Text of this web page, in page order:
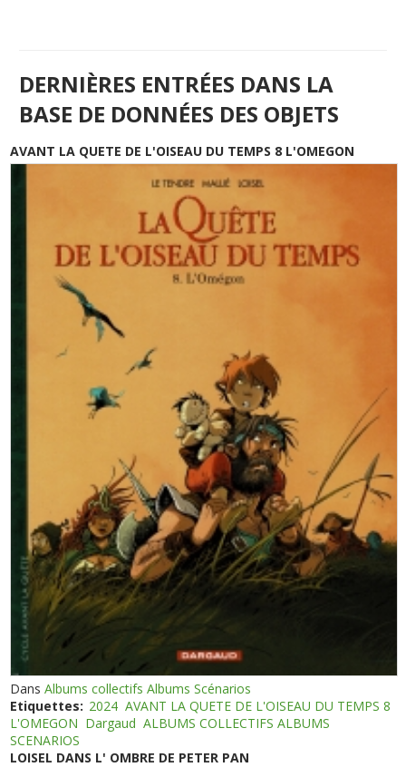
DERNIÈRES ENTRÉES DANS LA
BASE DE DONNÉES DES OBJETS
AVANT LA QUETE DE L'OISEAU DU TEMPS 8 L'OMEGON
DansAlbums collectifs Albums Scénarios
Etiquettes: 2024 AVANT LA QUETE DE L'OISEAU DU TEMPS 8
L'OMEGON Dargaud ALBUMS COLLECTIFS ALBUMS
SCENARIOS
LOISEL DANS L' OMBRE DE PETER PAN